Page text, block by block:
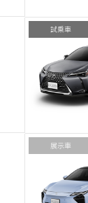
試乗車
展示車